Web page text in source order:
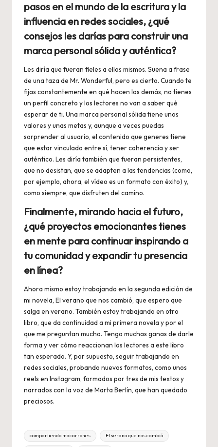
pasos en el mundo de la escritura y la
influencia en redes sociales, ¿qué
consejos les darías para construir una
marca personal sólida y auténtica?
Les diría que fueran fieles a ellos mismos. Suena a frase
de una taza de Mr. Wonderful, pero es cierto. Cuando te
fijas constantemente en qué hacen los demás, no tienes
un perfil concreto y los lectores no van a saber qué
esperar de ti. Una marca personal sólida tiene unos
valores y unas metas y, aunque a veces puedas
sorprender al usuario, el contenido que generes tiene
que estar vinculado entre sí, tener coherencia y ser
auténtico. Les diría también que fueran persistentes,
que no desistan, que se adapten a las tendencias (como,
por ejemplo, ahora, el vídeo es un formato con éxito) y,
como siempre, que disfruten del camino.
Finalmente, mirando hacia el futuro,
¿qué proyectos emocionantes tienes
en mente para continuar inspirando a
tu comunidad y expandir tu presencia
en línea?
Ahora mismo estoy trabajando en la segunda edición de
mi novela, El verano que nos cambió, que espero que
salga en verano. También estoy trabajando en otro
libro, que da continuidad a mi primera novela y por el
que me preguntan mucho. Tengo muchas ganas de darle
forma y ver cómo reaccionan los lectores a este libro
tan esperado. Y, por supuesto, seguir trabajando en
redes sociales, probando nuevos formatos, como unos
reels en Instagram, formados por tres de mis textos y
narrados con la voz de Marta Berlín, que han quedado
preciosos.
Etiquetas:
compartiendo macarrones El verano que nos cambió